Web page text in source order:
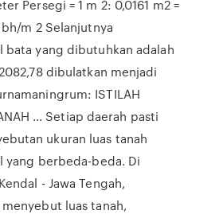
Persegi = 1 m 2: 0,0161 m2 =
bh/m 2 Selanjutnya
yang dibutuhkan adalah
dibulatkan menjadi
ISTILAH
… Setiap daerah pasti
ukuran luas tanah
yang berbeda-beda. Di
- Jawa Tengah,
luas tanah,